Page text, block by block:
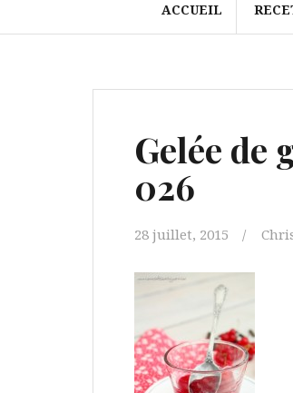
ACCUEIL
Gelée de
026
28 juillet, 2015